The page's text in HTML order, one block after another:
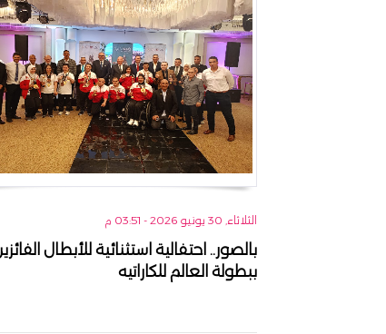
الثلاثاء, 30 يونيو 2026 - 03:51 م
بالصور.. احتفالية استثنائية للأبطال
ببطولة العالم للكاراتيه